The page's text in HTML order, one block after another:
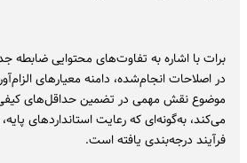
در اصلاحات انجام‌شده، دامنه معیارهای
موضوع نقش مهمی در تضمین حداقل‌های کیفی
می‌کند، به‌گونه‌ای که رعایت استانداردهای
فرآیند درجه‌بندی یافته است.